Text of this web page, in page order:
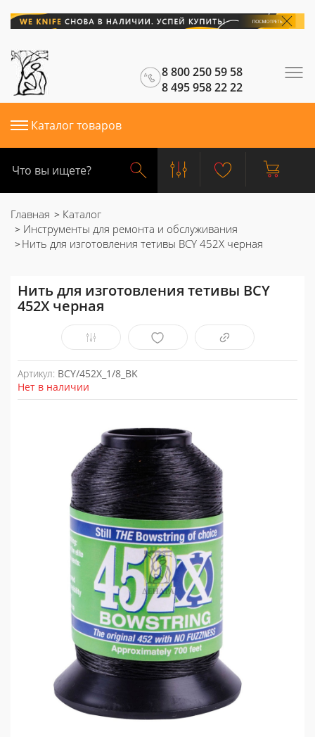
8 800 250 59 58
8 495 958 22 22
Каталог товаров
Главная
Каталог
Инструменты для ремонта и обслуживания
Нить для изготовления тетивы BCY 452X черная
Нить для изготовления тетивы BCY
452X черная
Артикул: BCY/452X_1/8_BK
Нет в наличии